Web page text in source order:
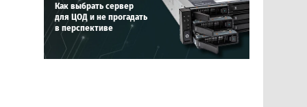
Как выбрать сервер
для ЦОД и не прогадать
в перспективе